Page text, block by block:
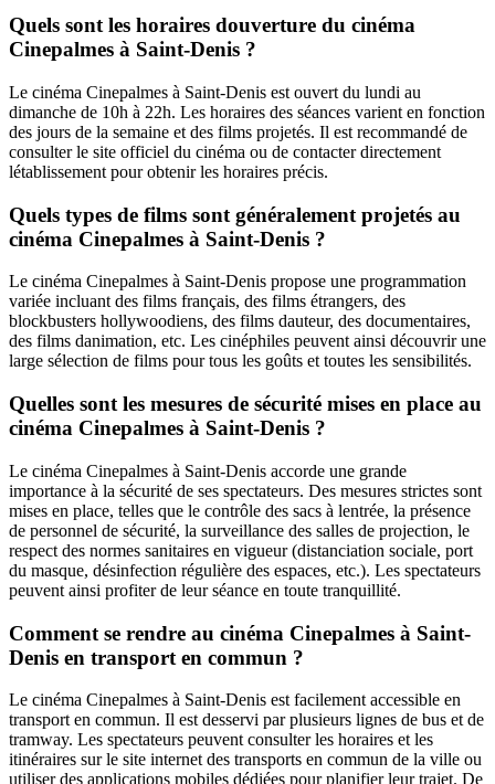
Quels sont les horaires douverture du cinéma
Cinepalmes à Saint-Denis ?
Le cinéma Cinepalmes à Saint-Denis est ouvert du lundi au
dimanche de 10h à 22h. Les horaires des séances varient en fonction
des jours de la semaine et des films projetés. Il est recommandé de
consulter le site officiel du cinéma ou de contacter directement
létablissement pour obtenir les horaires précis.
Quels types de films sont généralement projetés au
cinéma Cinepalmes à Saint-Denis ?
Le cinéma Cinepalmes à Saint-Denis propose une programmation
variée incluant des films français, des films étrangers, des
blockbusters hollywoodiens, des films dauteur, des documentaires,
des films danimation, etc. Les cinéphiles peuvent ainsi découvrir une
large sélection de films pour tous les goûts et toutes les sensibilités.
Quelles sont les mesures de sécurité mises en place au
cinéma Cinepalmes à Saint-Denis ?
Le cinéma Cinepalmes à Saint-Denis accorde une grande
importance à la sécurité de ses spectateurs. Des mesures strictes sont
mises en place, telles que le contrôle des sacs à lentrée, la présence
de personnel de sécurité, la surveillance des salles de projection, le
respect des normes sanitaires en vigueur (distanciation sociale, port
du masque, désinfection régulière des espaces, etc.). Les spectateurs
peuvent ainsi profiter de leur séance en toute tranquillité.
Comment se rendre au cinéma Cinepalmes à Saint-
Denis en transport en commun ?
Le cinéma Cinepalmes à Saint-Denis est facilement accessible en
transport en commun. Il est desservi par plusieurs lignes de bus et de
tramway. Les spectateurs peuvent consulter les horaires et les
itinéraires sur le site internet des transports en commun de la ville ou
utiliser des applications mobiles dédiées pour planifier leur trajet. De